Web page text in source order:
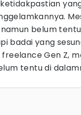
belum
badai yang
Gen Z,
tentu di